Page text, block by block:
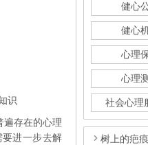
识
存在的心理
进一步去解
健心
健心
心理
心理
树上的疤痕